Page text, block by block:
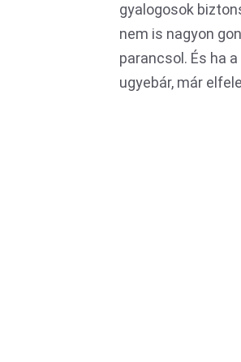
gyalogosok
nem is nagyon
parancsol. És ha
ugyebár, már